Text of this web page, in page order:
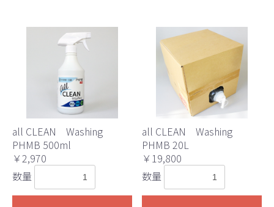
all CLEAN Washing
PHMB 500ml
￥2,970
数量
all CLEAN Washing
PHMB 20L
￥19,800
数量
お買い物を続ける カートへ進む